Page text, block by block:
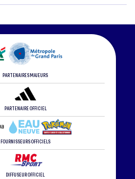
PARTENAIRES MAJEURS
PARTENAIRE OFFICIEL
FOURNISSEURS OFFICIELS
DIFFUSEUR OFFICIEL